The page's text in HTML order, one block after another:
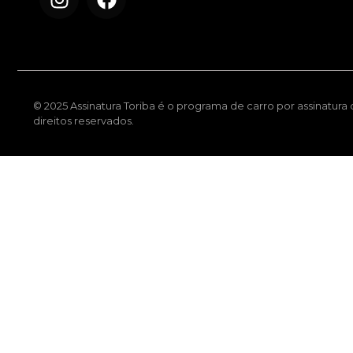
© 2025 Assinatura Toriba é o programa de carro por assinatura
direitos reservados.